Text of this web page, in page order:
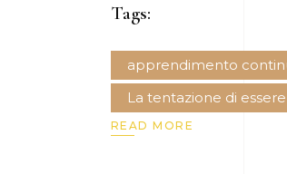
Tags:
apprendimento
La tentazione di
READ MORE